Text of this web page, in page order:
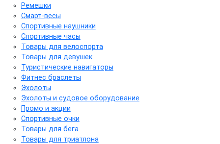
Ремешки
Смарт-весы
Спортивные наушники
Спортивные часы
Товары для велоспорта
Товары для девушек
Туристические навигаторы
Фитнес браслеты
Эхолоты
Эхолоты и судовое оборудование
Промо и акции
Спортивные очки
Товары для бега
Товары для триатлона